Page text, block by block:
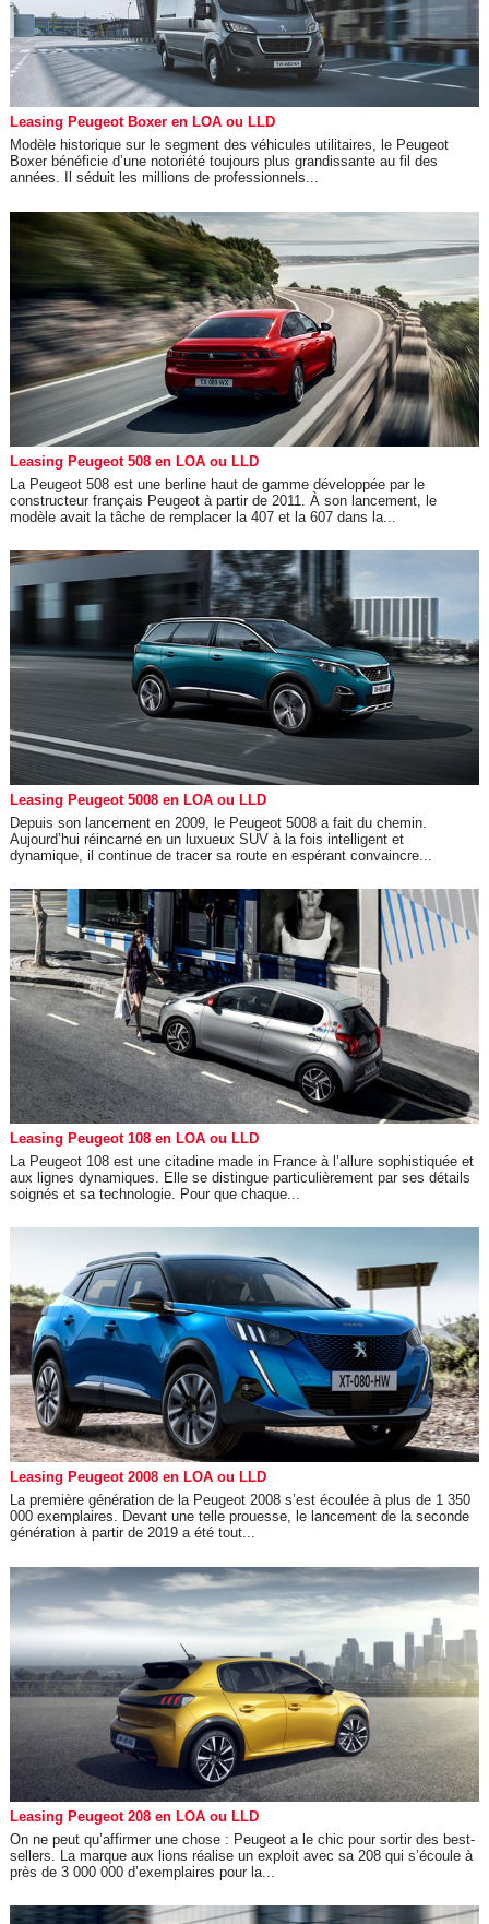
Leasing Peugeot Boxer en LOA ou LLD
Modèle historique sur le segment des véhicules utilitaires, le Peugeot
Boxer bénéficie d’une notoriété toujours plus grandissante au fil des
années. Il séduit les millions de professionnels...
Leasing Peugeot 508 en LOA ou LLD
La Peugeot 508 est une berline haut de gamme développée par le
constructeur français Peugeot à partir de 2011. À son lancement, le
modèle avait la tâche de remplacer la 407 et la 607 dans la...
Leasing Peugeot 5008 en LOA ou LLD
Depuis son lancement en 2009, le Peugeot 5008 a fait du chemin.
Aujourd’hui réincarné en un luxueux SUV à la fois intelligent et
dynamique, il continue de tracer sa route en espérant convaincre...
Leasing Peugeot 108 en LOA ou LLD
La Peugeot 108 est une citadine made in France à l’allure sophistiquée et
aux lignes dynamiques. Elle se distingue particulièrement par ses détails
soignés et sa technologie. Pour que chaque...
Leasing Peugeot 2008 en LOA ou LLD
La première génération de la Peugeot 2008 s’est écoulée à plus de 1 350
000 exemplaires. Devant une telle prouesse, le lancement de la seconde
génération à partir de 2019 a été tout...
Leasing Peugeot 208 en LOA ou LLD
On ne peut qu’affirmer une chose : Peugeot a le chic pour sortir des best-
sellers. La marque aux lions réalise un exploit avec sa 208 qui s’écoule à
près de 3 000 000 d’exemplaires pour la...